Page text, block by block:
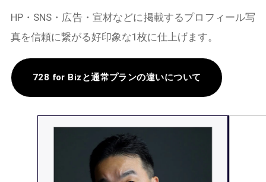
HP・SNS・広告・宣材などに掲載するプロフィール写
真を信頼に繋がる好印象な1枚に仕上げます。
728 for Bizと通常プランの違いについて